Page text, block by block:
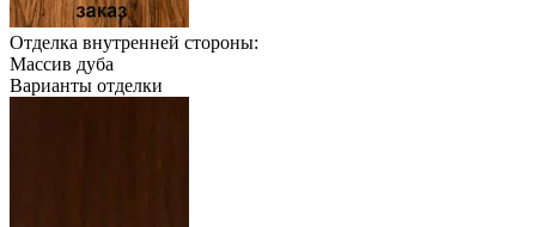
Отделка внутренней стороны:
Массив дуба
Варианты отделки